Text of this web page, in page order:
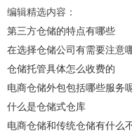
编辑精选内容：
第三方仓储的特点有哪些
在选择仓储公司有需要注意
仓储托管具体怎么收费的
电商仓储外包包括哪些服务
什么是仓储式仓库
电商仓储和传统仓储有什么